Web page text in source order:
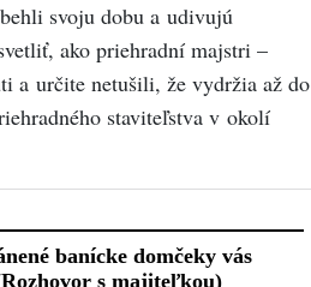
svoju dobu a udivujú
ako priehradní majstri –
a určite netušili, že vydržia až do
staviteľstva v okolí